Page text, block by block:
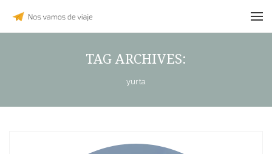
TAG ARCHIVES:
yurta